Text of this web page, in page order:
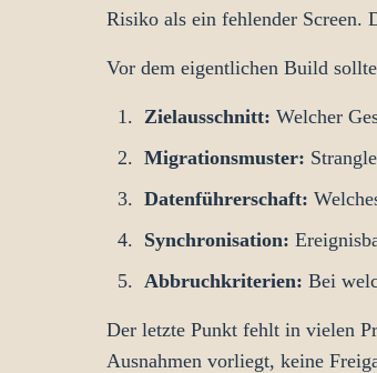
Risiko als ein fehlender Screen.
Vor dem eigentlichen Build
Zielausschnitt: Welcher
Migrationsmuster:
Datenführerschaft:
Synchronisation:
Abbruchkriterien: Bei
Der letzte Punkt fehlt in vielen
Ausnahmen vorliegt, keine